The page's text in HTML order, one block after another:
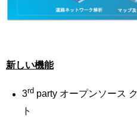
新しい機能
3rd party オープンソース
ト